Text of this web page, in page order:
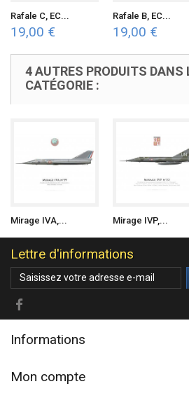
Rafale C, EC...
19,00 €
Rafale B, EC...
19,00 €
4 AUTRES PRODUITS DANS
CATÉGORIE :
Mirage IVA,... Mirage IVP,...
Lettre d'informations
Informations
Mon compte